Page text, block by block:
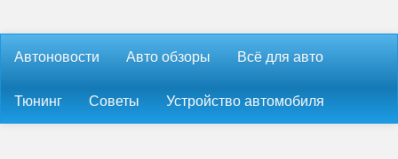
Автоновости Авто обзоры Всё для авто
Тюнинг Советы Устройство автомобиля